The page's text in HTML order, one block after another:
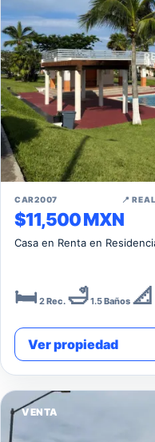
CAR2007 📍
$11,500 MXN
Casa en Renta en
🛏️ 2Rec. 🛁1.5Baños 📐
Ver propiedad
VENTA